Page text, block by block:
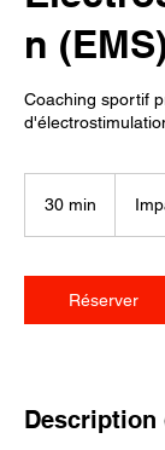
n
Coaching sportif
30 min
i
n
Réserver
Description